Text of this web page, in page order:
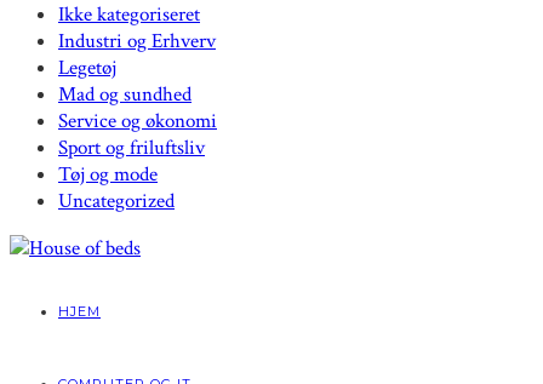
Ikke kategoriseret
Industri og Erhverv
Legetøj
Mad og sundhed
Service og økonomi
Sport og friluftsliv
Tøj og mode
Uncategorized
HJEM